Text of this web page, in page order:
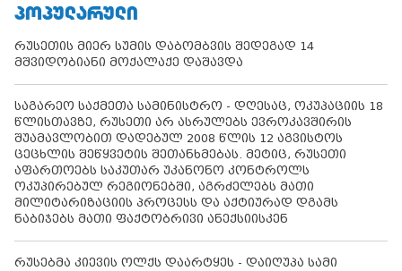
ᲞᲝᲞᲣᲚᲐᲠᲣᲚᲘ
რუსეთის მიერ სუმის დაბომბვის შედეგად 14
მშვიდობიანი მოქალაქე დაშავდა
საგარეო საქმეთა სამინისტრო - დღესაც, ოკუპაციის 18
წლისთავზე, რუსეთი არ ასრულებს ევროკავშირის
შუამავლობით დადებულ 2008 წლის 12 აგვისტოს
ცეცხლის შეწყვეტის შეთანხმებას. მეტიც, რუსეთი
აფართოებს საკუთარ უკანონო კონტროლს
ოკუპირებულ რეგიონებში, აგრძელებს მათი
მილიტარიზაციის პროცესს და აქტიურად დგამს
ნაბიჯებს მათი ფაქტობრივი ანექსიისკენ
რუსებმა კიევის ოლქს დაარტყეს - დაიღუპა სამი